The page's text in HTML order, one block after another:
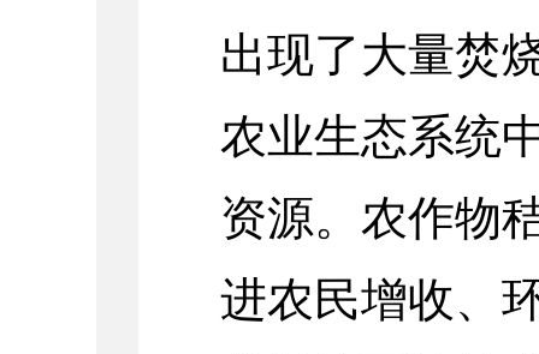
出现了大量焚
农业生态系统
资源。农作物
进农民增收、